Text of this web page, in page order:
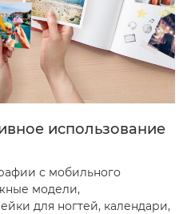
использование
с мобильного
модели,
для ногтей, календари,